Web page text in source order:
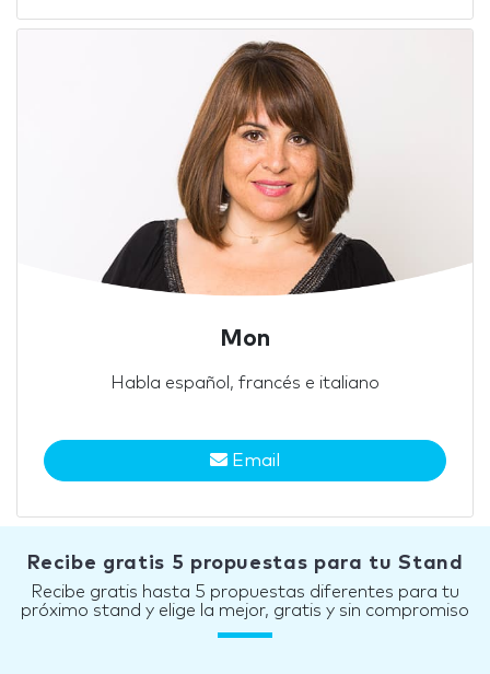
Mon
Habla español, francés e italiano
Email
Recibe gratis 5 propuestas para tu Stand
Recibe gratis hasta 5 propuestas diferentes para tu
próximo stand y elige la mejor, gratis y sin compromiso